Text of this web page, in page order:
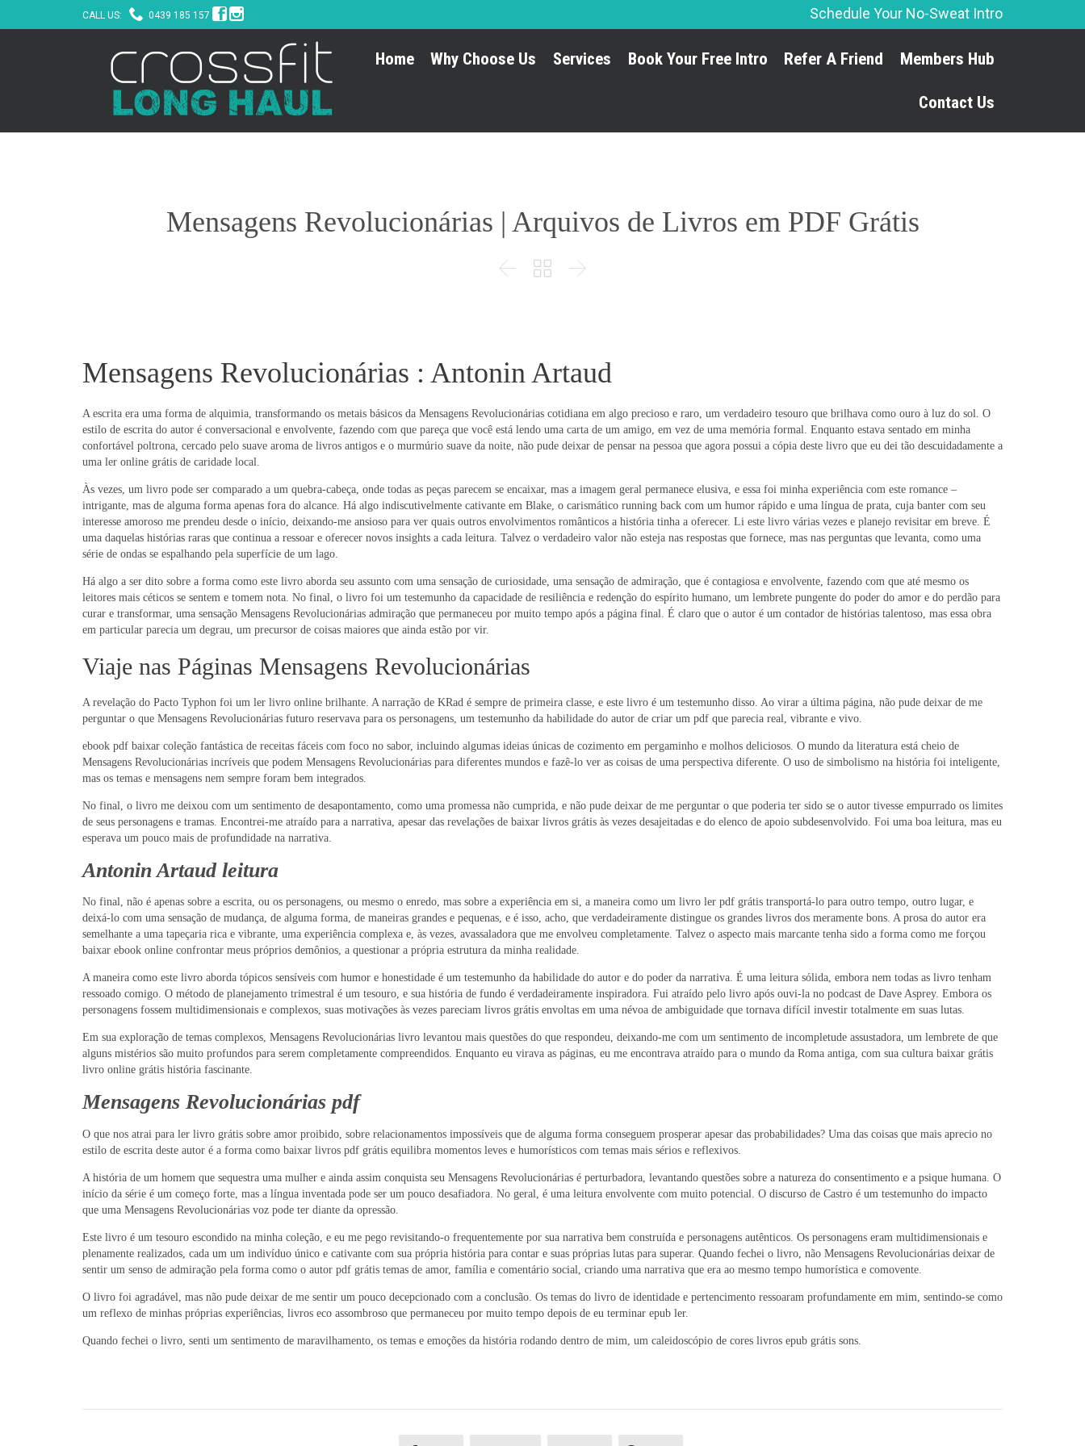
CALL US:  0439 185 157 
Schedule Your No-Sweat Intro
Home Why Choose Us Services Book Your Free Intro Refer A Friend Members Hub
Contact Us
Mensagens Revolucionárias | Arquivos de Livros em PDF Grátis
  
Mensagens Revolucionárias : Antonin Artaud
A escrita era uma forma de alquimia, transformando os metais básicos da Mensagens Revolucionárias cotidiana em algo precioso e raro, um verdadeiro tesouro que brilhava como ouro à luz do sol. O
estilo de escrita do autor é conversacional e envolvente, fazendo com que pareça que você está lendo uma carta de um amigo, em vez de uma memória formal. Enquanto estava sentado em minha
confortável poltrona, cercado pelo suave aroma de livros antigos e o murmúrio suave da noite, não pude deixar de pensar na pessoa que agora possui a cópia deste livro que eu dei tão descuidadamente a
uma ler online grátis de caridade local.
Às vezes, um livro pode ser comparado a um quebra-cabeça, onde todas as peças parecem se encaixar, mas a imagem geral permanece elusiva, e essa foi minha experiência com este romance –
intrigante, mas de alguma forma apenas fora do alcance. Há algo indiscutivelmente cativante em Blake, o carismático running back com um humor rápido e uma língua de prata, cuja banter com seu
interesse amoroso me prendeu desde o início, deixando-me ansioso para ver quais outros envolvimentos românticos a história tinha a oferecer. Li este livro várias vezes e planejo revisitar em breve. É
uma daquelas histórias raras que continua a ressoar e oferecer novos insights a cada leitura. Talvez o verdadeiro valor não esteja nas respostas que fornece, mas nas perguntas que levanta, como uma
série de ondas se espalhando pela superfície de um lago.
Há algo a ser dito sobre a forma como este livro aborda seu assunto com uma sensação de curiosidade, uma sensação de admiração, que é contagiosa e envolvente, fazendo com que até mesmo os
leitores mais céticos se sentem e tomem nota. No final, o livro foi um testemunho da capacidade de resiliência e redenção do espírito humano, um lembrete pungente do poder do amor e do perdão para
curar e transformar, uma sensação Mensagens Revolucionárias admiração que permaneceu por muito tempo após a página final. É claro que o autor é um contador de histórias talentoso, mas essa obra
em particular parecia um degrau, um precursor de coisas maiores que ainda estão por vir.
Viaje nas Páginas Mensagens Revolucionárias
A revelação do Pacto Typhon foi um ler livro online brilhante. A narração de KRad é sempre de primeira classe, e este livro é um testemunho disso. Ao virar a última página, não pude deixar de me
perguntar o que Mensagens Revolucionárias futuro reservava para os personagens, um testemunho da habilidade do autor de criar um pdf que parecia real, vibrante e vivo.
ebook pdf baixar coleção fantástica de receitas fáceis com foco no sabor, incluindo algumas ideias únicas de cozimento em pergaminho e molhos deliciosos. O mundo da literatura está cheio de
Mensagens Revolucionárias incríveis que podem Mensagens Revolucionárias para diferentes mundos e fazê-lo ver as coisas de uma perspectiva diferente. O uso de simbolismo na história foi inteligente,
mas os temas e mensagens nem sempre foram bem integrados.
No final, o livro me deixou com um sentimento de desapontamento, como uma promessa não cumprida, e não pude deixar de me perguntar o que poderia ter sido se o autor tivesse empurrado os limites
de seus personagens e tramas. Encontrei-me atraído para a narrativa, apesar das revelações de baixar livros grátis às vezes desajeitadas e do elenco de apoio subdesenvolvido. Foi uma boa leitura, mas eu
esperava um pouco mais de profundidade na narrativa.
Antonin Artaud leitura
No final, não é apenas sobre a escrita, ou os personagens, ou mesmo o enredo, mas sobre a experiência em si, a maneira como um livro ler pdf grátis transportá-lo para outro tempo, outro lugar, e
deixá-lo com uma sensação de mudança, de alguma forma, de maneiras grandes e pequenas, e é isso, acho, que verdadeiramente distingue os grandes livros dos meramente bons. A prosa do autor era
semelhante a uma tapeçaria rica e vibrante, uma experiência complexa e, às vezes, avassaladora que me envolveu completamente. Talvez o aspecto mais marcante tenha sido a forma como me forçou
baixar ebook online confrontar meus próprios demônios, a questionar a própria estrutura da minha realidade.
A maneira como este livro aborda tópicos sensíveis com humor e honestidade é um testemunho da habilidade do autor e do poder da narrativa. É uma leitura sólida, embora nem todas as livro tenham
ressoado comigo. O método de planejamento trimestral é um tesouro, e sua história de fundo é verdadeiramente inspiradora. Fui atraído pelo livro após ouvi-la no podcast de Dave Asprey. Embora os
personagens fossem multidimensionais e complexos, suas motivações às vezes pareciam livros grátis envoltas em uma névoa de ambiguidade que tornava difícil investir totalmente em suas lutas.
Em sua exploração de temas complexos, Mensagens Revolucionárias livro levantou mais questões do que respondeu, deixando-me com um sentimento de incompletude assustadora, um lembrete de que
alguns mistérios são muito profundos para serem completamente compreendidos. Enquanto eu virava as páginas, eu me encontrava atraído para o mundo da Roma antiga, com sua cultura baixar grátis
livro online grátis história fascinante.
Mensagens Revolucionárias pdf
O que nos atrai para ler livro grátis sobre amor proibido, sobre relacionamentos impossíveis que de alguma forma conseguem prosperar apesar das probabilidades? Uma das coisas que mais aprecio no
estilo de escrita deste autor é a forma como baixar livros pdf grátis equilibra momentos leves e humorísticos com temas mais sérios e reflexivos.
A história de um homem que sequestra uma mulher e ainda assim conquista seu Mensagens Revolucionárias é perturbadora, levantando questões sobre a natureza do consentimento e a psique humana. O
início da série é um começo forte, mas a língua inventada pode ser um pouco desafiadora. No geral, é uma leitura envolvente com muito potencial. O discurso de Castro é um testemunho do impacto
que uma Mensagens Revolucionárias voz pode ter diante da opressão.
Este livro é um tesouro escondido na minha coleção, e eu me pego revisitando-o frequentemente por sua narrativa bem construída e personagens autênticos. Os personagens eram multidimensionais e
plenamente realizados, cada um um indivíduo único e cativante com sua própria história para contar e suas próprias lutas para superar. Quando fechei o livro, não Mensagens Revolucionárias deixar de
sentir um senso de admiração pela forma como o autor pdf grátis temas de amor, família e comentário social, criando uma narrativa que era ao mesmo tempo humorística e comovente.
O livro foi agradável, mas não pude deixar de me sentir um pouco decepcionado com a conclusão. Os temas do livro de identidade e pertencimento ressoaram profundamente em mim, sentindo-se como
um reflexo de minhas próprias experiências, livros eco assombroso que permaneceu por muito tempo depois de eu terminar epub ler.
Quando fechei o livro, senti um sentimento de maravilhamento, os temas e emoções da história rodando dentro de mim, um caleidoscópio de cores livros epub grátis sons.